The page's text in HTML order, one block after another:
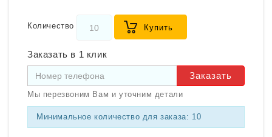
Количество Купить
Заказать в 1 клик
Заказать
Мы перезвоним Вам и уточним детали
Минимальное количество для заказа: 10